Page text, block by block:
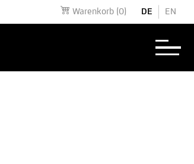
Warenkorb (0) DE EN